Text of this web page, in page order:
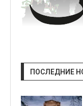
ПОСЛЕДНИЕ